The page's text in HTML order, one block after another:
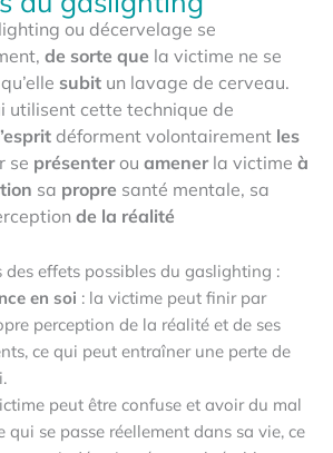
ou décervelage se
de sorte que la victime ne se
subit un lavage de cerveau.
utilisent cette technique de
déforment volontairement les
se présenterou amenerla victime à
sa propre santé mentale, sa
de la réalité
des effets possibles du gaslighting :
en soi : la victime peut finir par
perception de la réalité et de ses
ce qui peut entraîner une perte de
peut être confuse et avoir du mal
qui se passe réellement dans sa vie, ce